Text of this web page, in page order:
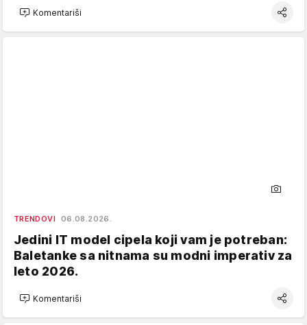
Komentariši
TRENDOVI 06.08.2026.
Jedini IT model cipela koji vam je potreban:
Baletanke sa nitnama su modni imperativ za
leto 2026.
Komentariši